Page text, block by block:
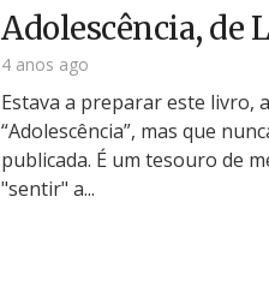
Adolescência, de
4 anos ago
Estava a preparar este livro,
“Adolescência”, mas que
publicada. É um tesouro de
"sentir" a...